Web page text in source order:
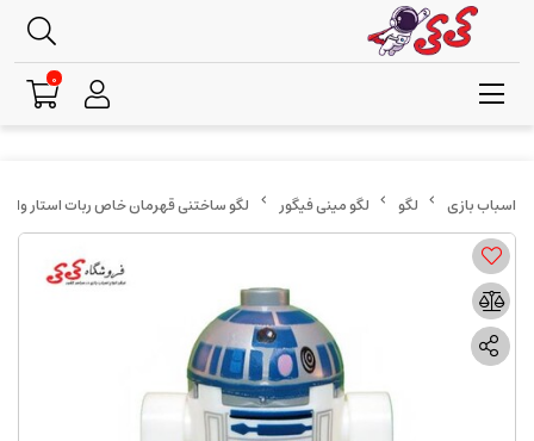
لگو لگو مینی فیگور لگو ساختنی قهرمان خاص ربات استار وارز R2-D2
0